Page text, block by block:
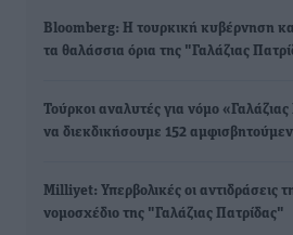
Bloomberg: Η τουρκική κυβέρνηση
τα θαλάσσια όρια της "Γαλάζιας
Τούρκοι αναλυτές για νόμο
να διεκδικήσουμε 152
Milliyet: Υπερβολικές οι αντιδράσεις
νομοσχέδιο της "Γαλάζιας Πατρίδας"